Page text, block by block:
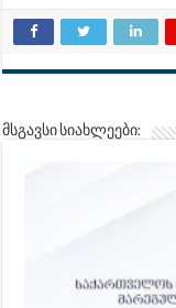
მსგავსი სიახლეები: